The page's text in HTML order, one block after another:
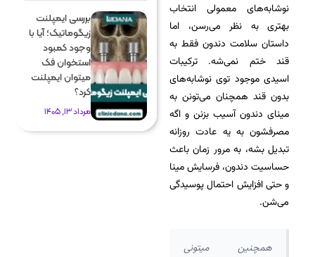
نوشابه‌های معمولی انتخاب
بهتری به نظر می‌رسن، اما
داستان سلا‌‌مت دندون فقط به
قند ختم نمی‌شه. ترکیبات
اسیدی موجود توی نوشابه‌های
بدون قند همچنان می‌تونن به
مینای دندون آسیب بزنن و اگه
مصرفشون به یه عادت روزانه
تبدیل بشه، به مرور زمان باعث
حساسیت دندون، فرسایش مینا
و حتی افزایش احتمال پوسیدگی
می‌شن.
همچنین میتونی
بررسی ایمپلنت
زیگوماتیک؛ آیا با
وجود کمبود
استخوان فک
میتوان ایمپلنت
کرد؟
مرداد 13, 1405